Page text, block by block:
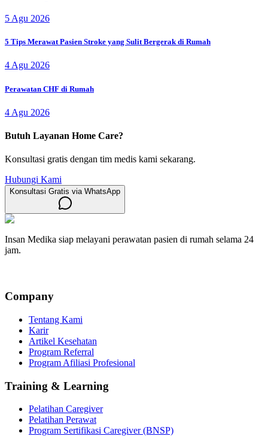
5 Agu 2026
5 Tips Merawat Pasien Stroke yang Sulit Bergerak di Rumah
4 Agu 2026
Perawatan CHF di Rumah
4 Agu 2026
Butuh Layanan Home Care?
Konsultasi gratis dengan tim medis kami sekarang.
Hubungi Kami
Konsultasi Gratis via WhatsApp
Insan Medika siap melayani perawatan pasien di rumah selama 24
jam.
Company
Tentang Kami
Karir
Artikel Kesehatan
Program Referral
Program Afiliasi Profesional
Training & Learning
Pelatihan Caregiver
Pelatihan Perawat
Program Sertifikasi Caregiver (BNSP)